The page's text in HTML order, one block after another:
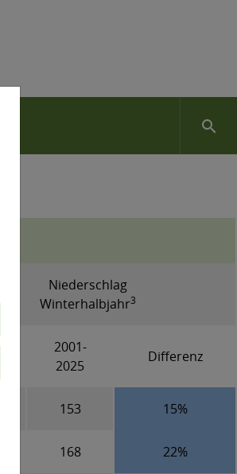
search
Niederschlag
Winterhalbjahr3
2001-
2025
Differenz
153 15%
168 22%